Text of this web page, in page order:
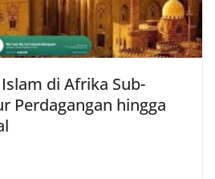
di Afrika Sub-
Perdagangan hingga